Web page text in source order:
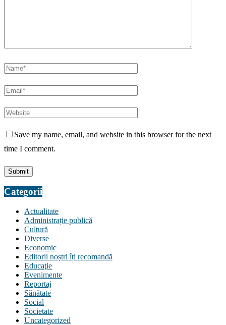
Save my name, email, and website in this browser for the next
time I comment.
Categorii
Actualitate
Administrație publică
Cultură
Diverse
Economic
Editorii noștri îți recomandă
Educaţie
Evenimente
Reportaj
Sănătate
Social
Societate
Uncategorized